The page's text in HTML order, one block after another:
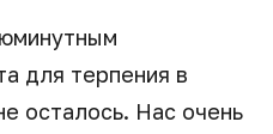
для терпения в
осталось. Нас очень